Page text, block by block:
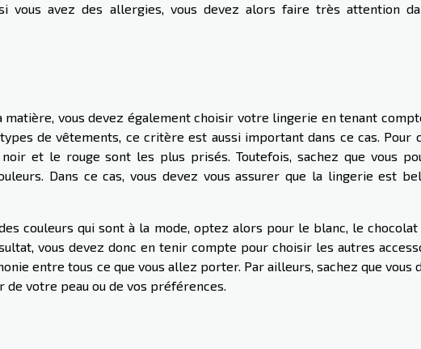
vous avez des allergies, vous devez alors faire très attention
vous devez également choisir votre lingerie en tenant
de vêtements, ce critère est aussi important dans ce cas. Pour
et le rouge sont les plus prisés. Toutefois, sachez que vous
Dans ce cas, vous devez vous assurer que la lingerie est
couleurs qui sont à la mode, optez alors pour le blanc, le chocolat
vous devez donc en tenir compte pour choisir les autres
entre tous ce que vous allez porter. Par ailleurs, sachez que vous
votre peau ou de vos préférences.